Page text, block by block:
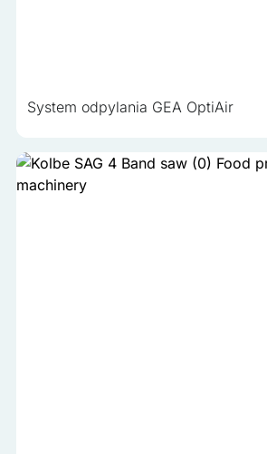
System odpylania GEA OptiAir